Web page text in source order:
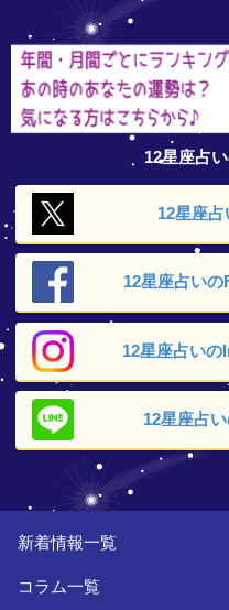
12星座占
12星座占
12星座占いの
12星座占いの
12星座占
新着情報一覧
コラム一覧